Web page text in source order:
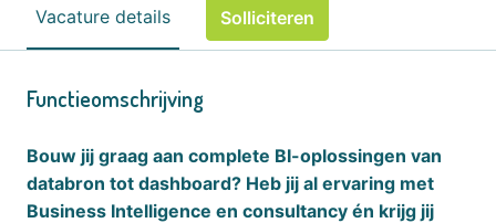
Vacature details Solliciteren
Functieomschrijving
Bouw jij graag aan complete BI-oplossingen van
databron tot dashboard? Heb jij al ervaring met
Business Intelligence en consultancy én krijg jij